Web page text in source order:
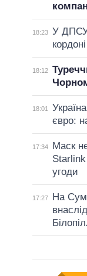
18:23 У ДПСУ
18:12
18:01
євро:
17:34
Маск
угоди
17:27
На